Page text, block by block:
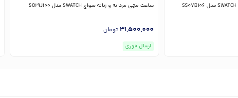
ساعت مچی مردانه و زنانه سواچ SWATCH مدل SO29J100
31,500,000 تومان
ارسال فوری